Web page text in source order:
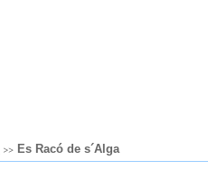
Es Racó de s´Alga